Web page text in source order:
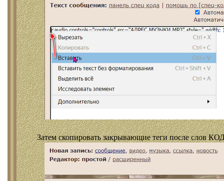
Затем скопировать закрывающие теги после слов